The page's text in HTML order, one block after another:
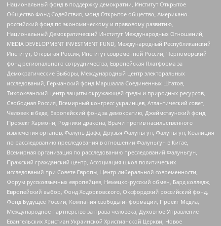
Национальный фонд в поддержку демократии, Институт Открытое
Общество Фонд Содействия, Фонд Открытое общество, Американо-
российский фонд по экономическому и правовому развитию,
Национальный Демократический Институт Международных Отношений,
MEDIA DEVELOPMENT INVESTMENT FUND, Международный Республиканский
Институт, Открытая Россия, Институт современной России, Черноморский
фонд регионального сотрудничества, Европейская Платформа за
Демократические Выборы, Международный центр электоральных
исследований, Германский фонд Маршалла Соединенных Штатов,
Тихоокеанский центр защиты окружающей среды и природных ресурсов,
Свободная Россия, Всемирный конгресс украинцев, Атлантический совет,
Человек в беде, Европейский фонд за демократию, Джеймстаунский фонд,
Прожект Хармони, Родники дракона, Врачи против насильственного
извлечения органов, Фалунь Дафа, Друзья Фалуньгун, Фалуньгун, Коалиция
по расследованию преследования в отношении Фалуньгун в Китае,
Всемирная организация по расследованию преследований Фалуньгун,
Пражский гражданский центр, Ассоциация школ политических
исследований при Совете Европы, Центр либеральной современности,
Форум русскоязычных европейцев, Немецко-русский обмен, Бард колледж,
Европейский выбор, Фонд Ходорковского, Оксфордский российский фонд,
Фонд Будущее России, Компания свободы информации, Проект Медиа,
Международное партнерство за права человека, Духовное Управление
Евангельских Христиан Украинской Христианской Церкви, Новое